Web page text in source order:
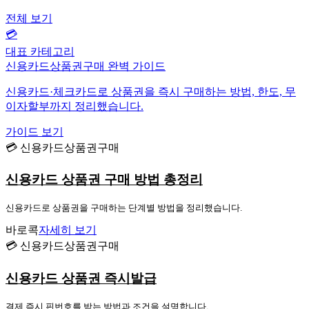
전체 보기
💳
대표 카테고리
신용카드상품권구매 완벽 가이드
신용카드·체크카드로 상품권을 즉시 구매하는 방법, 한도, 무
이자할부까지 정리했습니다.
가이드 보기
💳 신용카드상품권구매
신용카드 상품권 구매 방법 총정리
신용카드로 상품권을 구매하는 단계별 방법을 정리했습니다.
바로콕자세히 보기
💳 신용카드상품권구매
신용카드 상품권 즉시발급
결제 즉시 핀번호를 받는 방법과 조건을 설명합니다.